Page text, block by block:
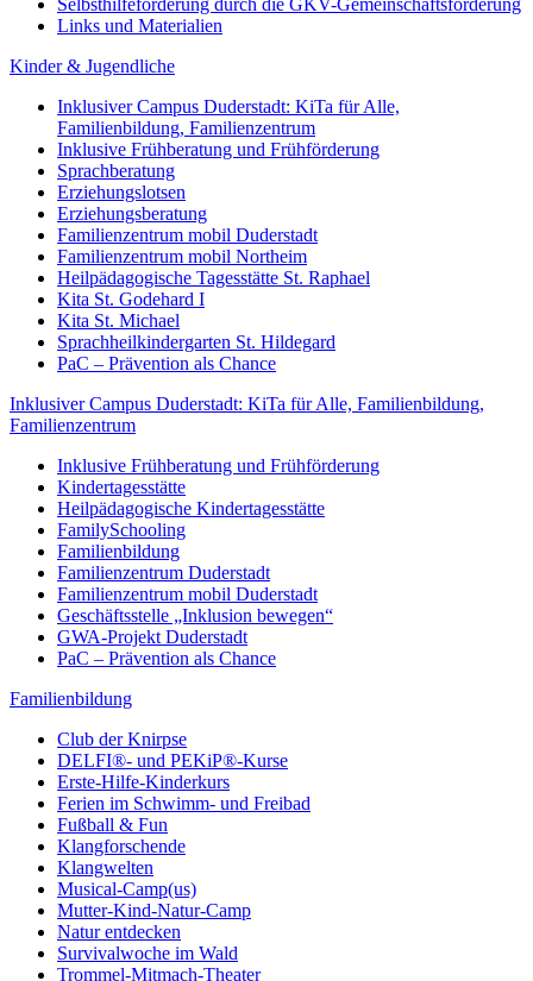
Selbsthilfeförderung durch die GKV-Gemeinschaftsförderung
Links und Materialien
Kinder & Jugendliche
Inklusiver Campus Duderstadt: KiTa für Alle,
Familienbildung, Familienzentrum
Inklusive Frühberatung und Frühförderung
Sprachberatung
Erziehungslotsen
Erziehungsberatung
Familienzentrum mobil Duderstadt
Familienzentrum mobil Northeim
Heilpädagogische Tagesstätte St. Raphael
Kita St. Godehard I
Kita St. Michael
Sprachheilkindergarten St. Hildegard
PaC – Prävention als Chance
Inklusiver Campus Duderstadt: KiTa für Alle, Familienbildung,
Familienzentrum
Inklusive Frühberatung und Frühförderung
Kindertagesstätte
Heilpädagogische Kindertagesstätte
FamilySchooling
Familienbildung
Familienzentrum Duderstadt
Familienzentrum mobil Duderstadt
Geschäftsstelle „Inklusion bewegen“
GWA-Projekt Duderstadt
PaC – Prävention als Chance
Familienbildung
Club der Knirpse
DELFI®- und PEKiP®-Kurse
Erste-Hilfe-Kinderkurs
Ferien im Schwimm- und Freibad
Fußball & Fun
Klangforschende
Klangwelten
Musical-Camp(us)
Mutter-Kind-Natur-Camp
Natur entdecken
Survivalwoche im Wald
Trommel-Mitmach-Theater